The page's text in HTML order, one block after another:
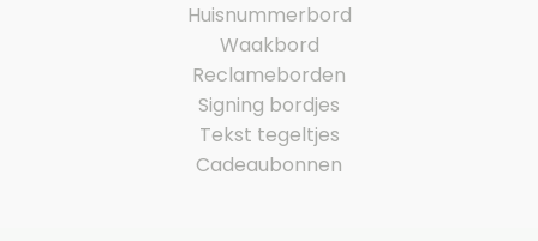
Huisnummerbord
Waakbord
Reclameborden
Signing bordjes
Tekst tegeltjes
Cadeaubonnen